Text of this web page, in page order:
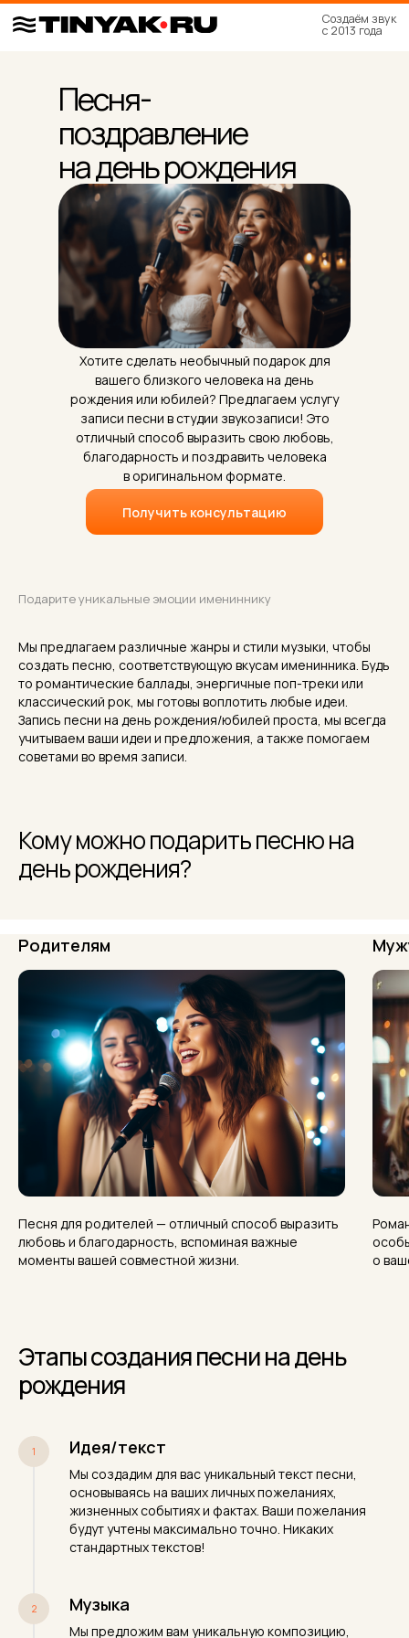
Песня-
поздравление
на день рождения
Хотите сделать необычный подарок для
вашего близкого человека на день
рождения или юбилей? Предлагаем услугу
записи песни в студии звукозаписи! Это
отличный способ выразить свою любовь,
благодарность и поздравить человека
в оригинальном формате.
Получить консультацию
Подарите уникальные эмоции имениннику
Мы предлагаем различные жанры и стили музыки, чтобы
создать песню, соответствующую вкусам именинника. Будь
то романтические баллады, энергичные поп-треки или
классический рок, мы готовы воплотить любые идеи.
Запись песни на день рождения/юбилей проста, мы всегда
учитываем ваши идеи и предложения, а также помогаем
советами во время записи.
Кому можно подарить песню на
день рождения?
Родителям
Песня для родителей — отличный способ выразить
любовь и благодарность, вспоминая важные
моменты вашей совместной жизни.
о
Этапы создания песни на день
рождения
Идея/текст
Мы создадим для вас уникальный текст песни,
основываясь на ваших личных пожеланиях,
жизненных событиях и фактах. Ваши пожелания
будут учтены максимально точно. Никаких
стандартных текстов!
Музыка
Мы предложим вам уникальную композицию,